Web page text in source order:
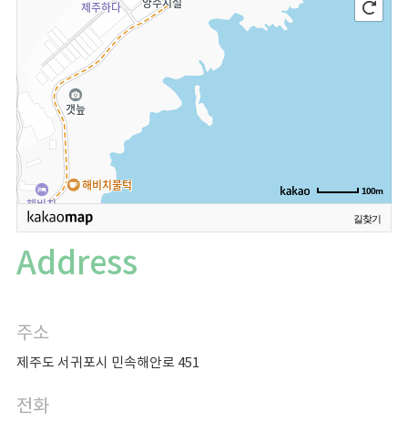
100m
길찾기
Address
주소
제주도 서귀포시 민속해안로 451
전화